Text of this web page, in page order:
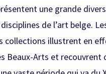
une grande
de l’art belge.
collections illustrent en
Beaux-Arts et recouvrent